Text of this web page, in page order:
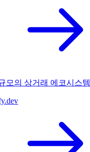
모의 상거래 에코시스템